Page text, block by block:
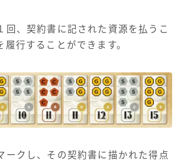
回、契約書に記された資源を払うこ
履行することができます。
ークし、その契約書に描かれた得点